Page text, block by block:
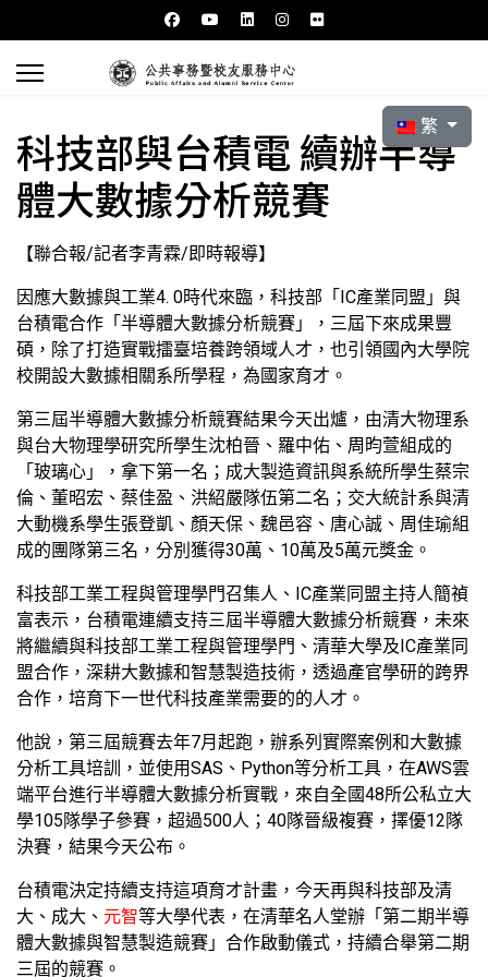
選擇你的語言
繁
科技部與台積電 續辦半導
體大數據分析競賽
【聯合報/記者李青霖/即時報導】
因應大數據與工業4. 0時代來臨，科技部「IC產業同盟」與
台積電合作「半導體大數據分析競賽」，三屆下來成果豐
碩，除了打造實戰擂臺培養跨領域人才，也引領國內大學院
校開設大數據相關系所學程，為國家育才。
第三屆半導體大數據分析競賽結果今天出爐，由清大物理系
與台大物理學研究所學生沈柏晉、羅中佑、周昀萱組成的
「玻璃心」，拿下第一名；成大製造資訊與系統所學生蔡宗
倫、董昭宏、蔡佳盈、洪紹嚴隊伍第二名；交大統計系與清
大動機系學生張登凱、顏天保、魏邑容、唐心誠、周佳瑜組
成的團隊第三名，分別獲得30萬、10萬及5萬元獎金。
科技部工業工程與管理學門召集人、IC產業同盟主持人簡禎
富表示，台積電連續支持三屆半導體大數據分析競賽，未來
將繼續與科技部工業工程與管理學門、清華大學及IC產業同
盟合作，深耕大數據和智慧製造技術，透過產官學研的跨界
合作，培育下一世代科技產業需要的的人才。
他說，第三屆競賽去年7月起跑，辦系列實際案例和大數據
分析工具培訓，並使用SAS、Python等分析工具，在AWS雲
端平台進行半導體大數據分析實戰，來自全國48所公私立大
學105隊學子參賽，超過500人；40隊晉級複賽，擇優12隊
決賽，結果今天公布。
台積電決定持續支持這項育才計畫，今天再與科技部及清
大、成大、 元智等大學代表，在清華名人堂辦「第二期半導
體大數據與智慧製造競賽」合作啟動儀式，持續合舉第二期
三屆的競賽。